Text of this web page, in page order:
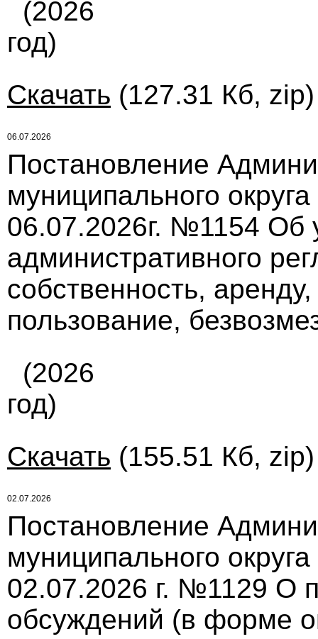
(2026
год)
Скачать (127.31 Кб,
06.07.2026
Постановление
муниципального
06.07.2026г. №1154 Об
административного
собственность,
пользование,
(2026
год)
Скачать (155.51 Кб,
02.07.2026
Постановление
муниципального
02.07.2026 г. №1129 О
обсуждений (в форме